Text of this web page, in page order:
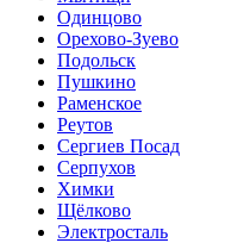
Одинцово
Орехово-Зуево
Подольск
Пушкино
Раменское
Реутов
Сергиев Посад
Серпухов
Химки
Щёлково
Электросталь